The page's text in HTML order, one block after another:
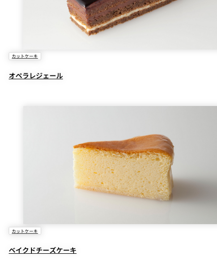
カットケーキ
オペラレジェール
カットケーキ
ベイクドチーズケーキ